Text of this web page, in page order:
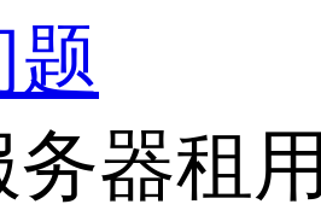
题
务器租